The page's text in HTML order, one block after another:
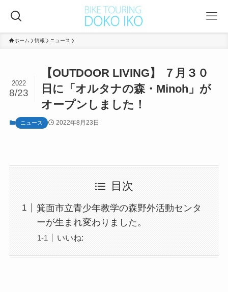
ホーム 情報 ニュース
【OUTDOOR LIVING】 ７月３０
日に「オルタナの森・Minoh」が
オープンしました！
2022
8/23
ニュース 2022年8月23日
目次
箕面市立青少年教学の森野外活動センタ
ーが生まれ変わりました。
いいね: